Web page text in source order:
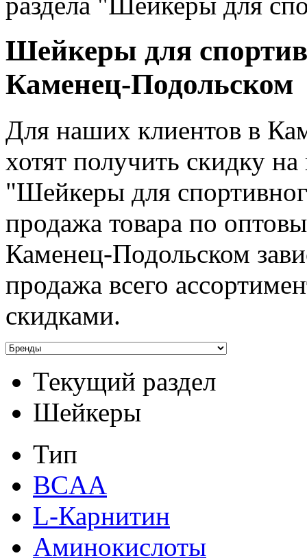
Шейкеры для
Каменец-Подольском
Для наших клиентов в
хотят получить скидку
"Шейкеры для
продажа товара по
Каменец-Подольском
продажа всего
скидками.
Текущий раздел
Шейкеры
Тип
BCAA
L-Карнитин
Аминокислоты